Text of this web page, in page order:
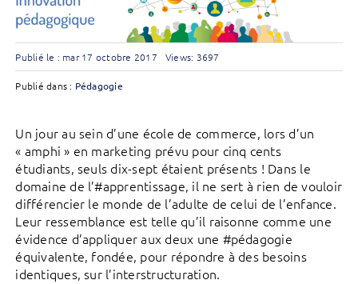
Publié le : mar 17 octobre 2017 Views: 3697
Publié dans : Pédagogie
Un jour au sein d’une école de commerce, lors d’un
« amphi » en marketing prévu pour cinq cents
étudiants, seuls dix-sept étaient présents ! Dans le
domaine de l’#apprentissage, il ne sert à rien de vouloir
différencier le monde de l’adulte de celui de l’enfance.
Leur ressemblance est telle qu’il raisonne comme une
évidence d’appliquer aux deux une #pédagogie
équivalente, fondée, pour répondre à des besoins
identiques, sur l’interstructuration.